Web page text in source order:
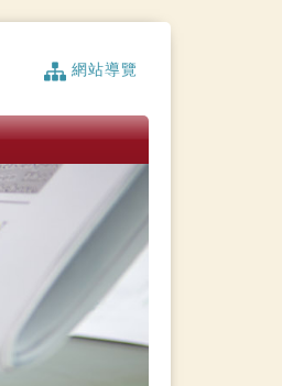
網站導覽